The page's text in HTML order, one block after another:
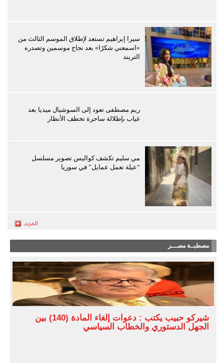
سيرا إبراهيم تستعد لإطلاق الموسم الثالث من
«اسمعني شكرًا» بعد نجاح موسمين وتصدره
التريند
ريم مصطفى تعود إلى السوشيال ميديا بعد
غياب بإطلالة ساحرة تخطف الأنظار
مي سليم تكشف كواليس تصوير مسلسل
“عيلة تعمل عمايل” في سوريا
مصطبــة مصـــر
شيركو حبيب يكتب : دعوات إلغاء المادة (140) بين
الجهل الدستوري والخطاب السياسي